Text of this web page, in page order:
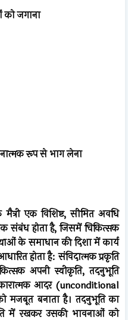
जगाना
रूप से भाग लेना
एक विशिष्ट, सीमित अवधि
संबंध होता है, जिसमें चिकित्सक
के समाधान की दिशा में कार्य
होता है: संविदात्मक प्रकृति
अपनी स्वीकृति, तदनुभूति
आदर (unconditional
बनाता है। तदनुभूति का
में रखकर उसकी भावनाओं को